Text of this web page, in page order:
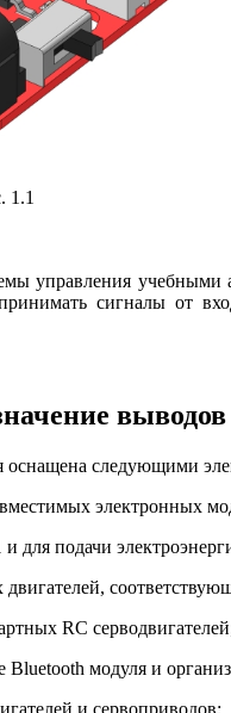
1.1
управления
сигналы от
оснащена следующими
электронных
для подачи
RC
модуля и
и сервоприводов;